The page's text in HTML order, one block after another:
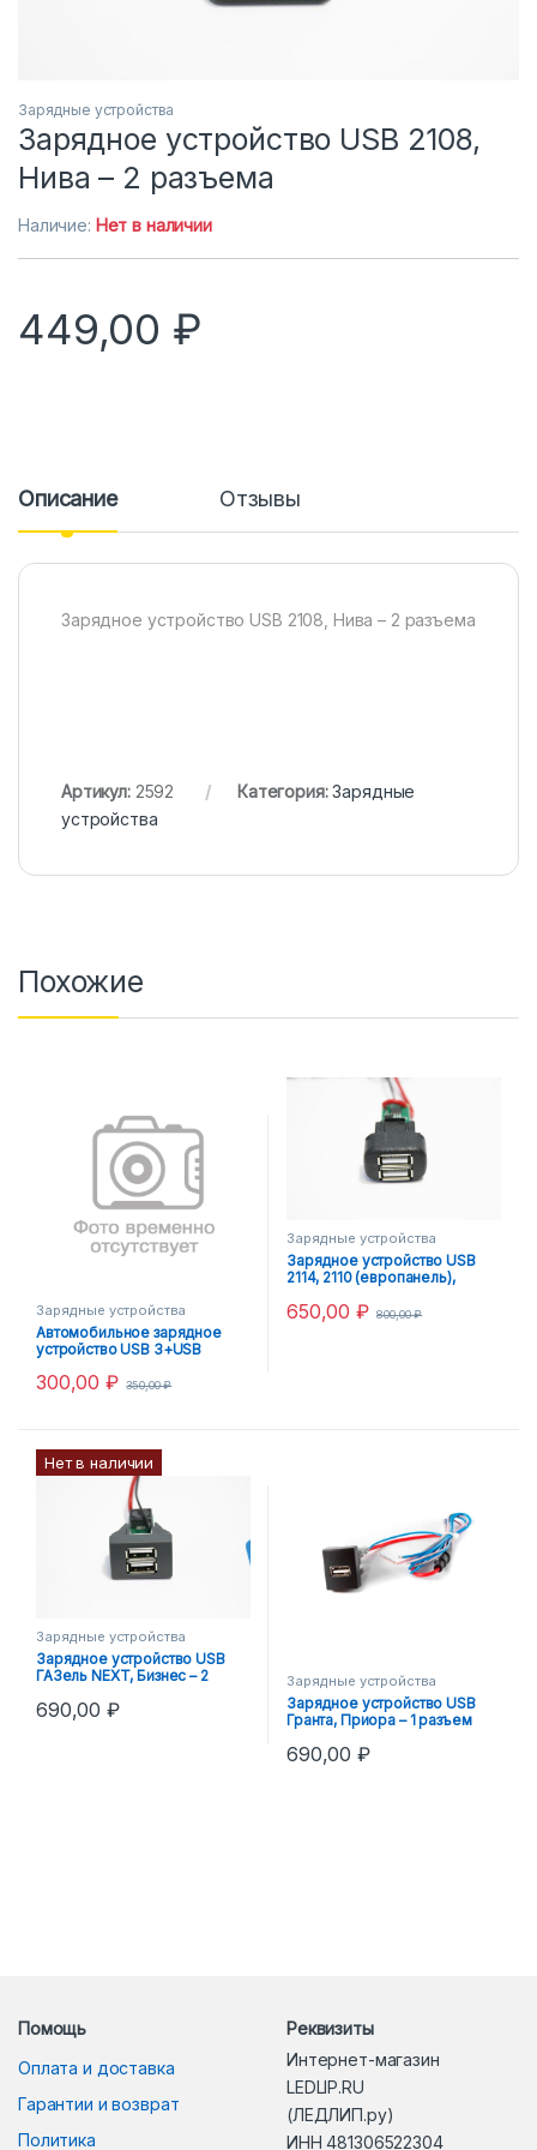
Зарядные устройства
Зарядное устройство USB 2108,
Нива – 2 разъема
Наличие: Нет в наличии
449,00 ₽
Описание Отзывы
Зарядное устройство USB 2108, Нива – 2 разъема
Артикул: 2592 Категория:Зарядные
устройства
Похожие
Зарядные устройства
Автомобильное зарядное
устройство USB 3+USB
300,00₽ 350,00₽
Зарядные устройства
Зарядное устройство USB
2114, 2110 (европанель),
разъема
650,00₽ 800,00₽
Нет в наличии
Зарядные устройства
Зарядное устройство USB
ГАЗель NEXT, Бизнес – 2
690,00₽
Зарядные устройства
Зарядное устройство USB
Гранта, Приора – 1 разъем
690,00₽
Помощь
Оплата и доставка
Гарантии и возврат
Политика
Реквизиты
Интернет-магазин
LEDLIP.RU
(ЛЕДЛИП.ру)
ИНН 481306522304